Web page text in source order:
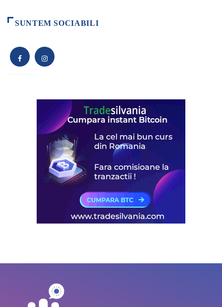
SUNTEM SOCIABILI